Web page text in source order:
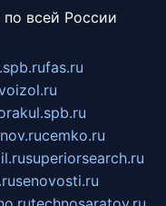
всей России
fas.ru
cemko.ru
superiorsearch.ru
senovosti.ru